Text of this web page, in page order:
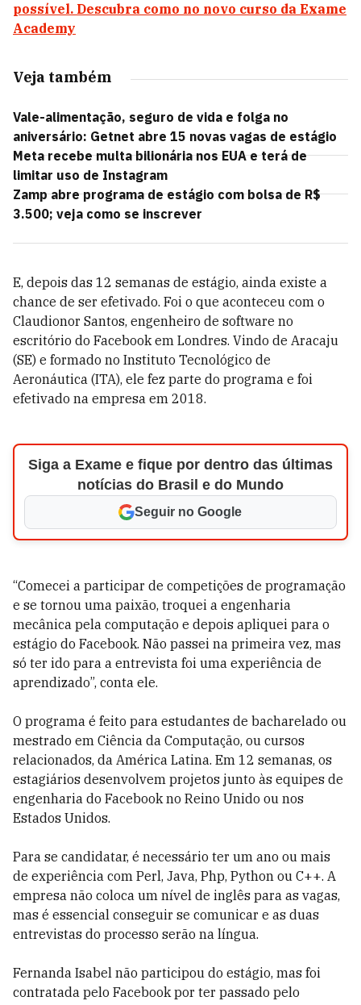
possível. Descubra como no novo curso da Exame
Academy
Veja também
Vale-alimentação, seguro de vida e folga no
aniversário: Getnet abre 15 novas vagas de estágio
Meta recebe multa bilionária nos EUA e terá de
limitar uso de Instagram
Zamp abre programa de estágio com bolsa de R$
3.500; veja como se inscrever
E, depois das 12 semanas de estágio, ainda existe a
chance de ser efetivado. Foi o que aconteceu com o
Claudionor Santos, engenheiro de software no
escritório do Facebook em Londres. Vindo de Aracaju
(SE) e formado no Instituto Tecnológico de
Aeronáutica (ITA), ele fez parte do programa e foi
efetivado na empresa em 2018.
Siga a Exame e fique por dentro das últimas
notícias do Brasil e do Mundo
Seguir no Google
“Comecei a participar de competições de programação
e se tornou uma paixão, troquei a engenharia
mecânica pela computação e depois apliquei para o
estágio do Facebook. Não passei na primeira vez, mas
só ter ido para a entrevista foi uma experiência de
aprendizado”, conta ele.
O programa é feito para estudantes de bacharelado ou
mestrado em Ciência da Computação, ou cursos
relacionados, da América Latina. Em 12 semanas, os
estagiários desenvolvem projetos junto às equipes de
engenharia do Facebook no Reino Unido ou nos
Estados Unidos.
Para se candidatar, é necessário ter um ano ou mais
de experiência com Perl, Java, Php, Python ou C++. A
empresa não coloca um nível de inglês para as vagas,
mas é essencial conseguir se comunicar e as duas
entrevistas do processo serão na língua.
Fernanda Isabel não participou do estágio, mas foi
contratada pelo Facebook por ter passado pelo